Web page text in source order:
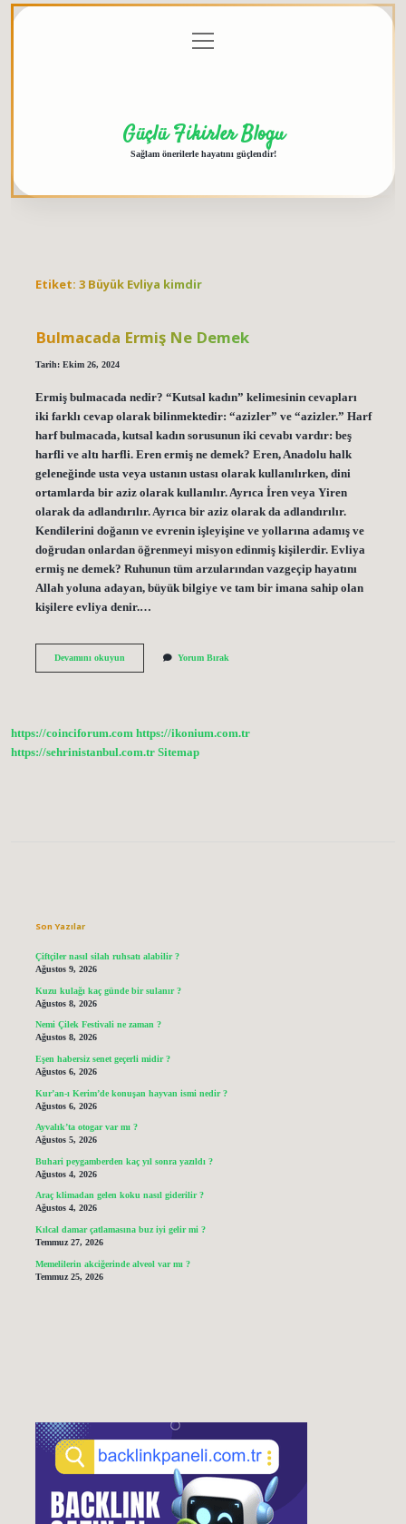
menüyü
aç
Güçlü Fikirler Blogu
Sağlam önerilerle hayatını güçlendir!
Etiket: 3 Büyük Evliya kimdir
Bulmacada Ermiş Ne Demek
Tarih: Ekim 26, 2024
Ermiş bulmacada nedir? “Kutsal kadın” kelimesinin cevapları
iki farklı cevap olarak bilinmektedir: “azizler” ve “azizler.” Harf
harf bulmacada, kutsal kadın sorusunun iki cevabı vardır: beş
harfli ve altı harfli. Eren ermiş ne demek? Eren, Anadolu halk
geleneğinde usta veya ustanın ustası olarak kullanılırken, dini
ortamlarda bir aziz olarak kullanılır. Ayrıca İren veya Yiren
olarak da adlandırılır. Ayrıca bir aziz olarak da adlandırılır.
Kendilerini doğanın ve evrenin işleyişine ve yollarına adamış ve
doğrudan onlardan öğrenmeyi misyon edinmiş kişilerdir. Evliya
ermiş ne demek? Ruhunun tüm arzularından vazgeçip hayatını
Allah yoluna adayan, büyük bilgiye ve tam bir imana sahip olan
kişilere evliya denir.…
Devamını okuyunBulmacada
Yorum Bırak
https://coinciforum.com https://ikonium.com.tr
https://sehrinistanbul.com.tr Sitemap
Son Yazılar
Çiftçiler nasıl silah ruhsatı alabilir ?
Ağustos 9, 2026
Kuzu kulağı kaç günde bir sulanır ?
Ağustos 8, 2026
Nemi Çilek Festivali ne zaman ?
Ağustos 8, 2026
Eşen habersiz senet geçerli midir ?
Ağustos 6, 2026
Kur’an-ı Kerim’de konuşan hayvan ismi nedir ?
Ağustos 6, 2026
Ayvalık’ta otogar var mı ?
Ağustos 5, 2026
Buhari peygamberden kaç yıl sonra yazıldı ?
Ağustos 4, 2026
Araç klimadan gelen koku nasıl giderilir ?
Ağustos 4, 2026
Kılcal damar çatlamasına buz iyi gelir mi ?
Temmuz 27, 2026
Memelilerin akciğerinde alveol var mı ?
Temmuz 25, 2026